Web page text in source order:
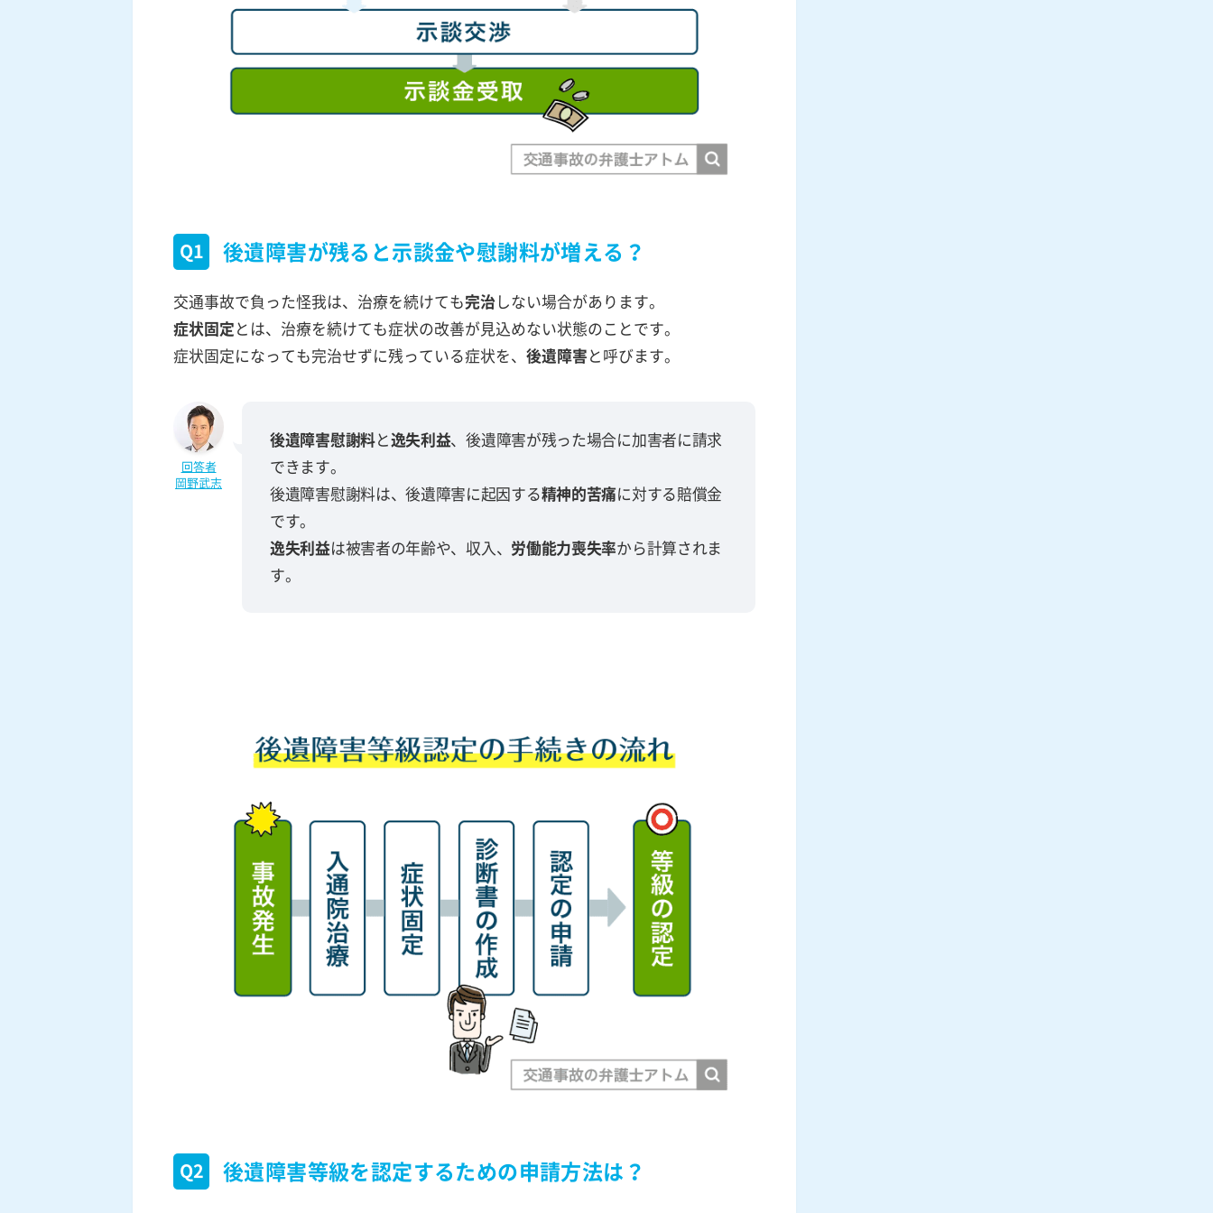
Q1 後遺障害が残ると示談金や慰謝料が増える？
交通事故で負った怪我は、治療を続けても完治 しない場合があります。
症状固定 とは、治療を続けても症状の改善が見込めない状態のことです。
症状固定になっても完治せずに残っている症状を、 後遺障害 と呼びます。
回答者
岡野武志
後遺障害慰謝料と逸失利益、後遺障害が残った場合に加害者に請求
できます。
後遺障害慰謝料は、後遺障害に起因する精神的苦痛に対する賠償金
です。
逸失利益は被害者の年齢や、収入、 労働能力喪失率から計算されま
す。
Q2 後遺障害等級を認定するための申請方法は？